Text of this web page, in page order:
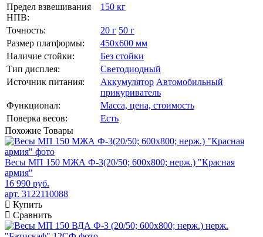
Предел взвешивания
НПВ:
150 кг
Точность: 20 г 50 г
Размер платформы:
450х600 мм
Наличие стойки:
Без стойки
Тип дисплея:
Светодиодный
Источник питания:
Аккумулятор Автомобильный
прикуриватель
Функционал:
Масса, цена, стоимость
Поверка весов:
Есть
Похожие Товары
Весы МП 150 МЖА Ф-3(20/50; 600х800; нерж.) "Красная
армия"
16 990 руб.
арт. 3122110088
Купить
Сравнить